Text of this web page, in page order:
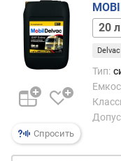
Спросить
4 л
Delvac
Тип: